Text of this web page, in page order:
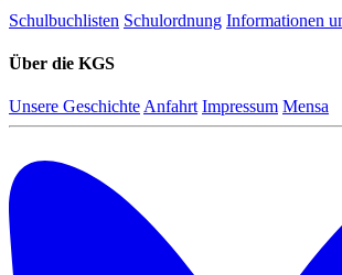
Schulbuchlisten Schulordnung Informationen
Über die KGS
Unsere Geschichte Anfahrt Impressum Mensa